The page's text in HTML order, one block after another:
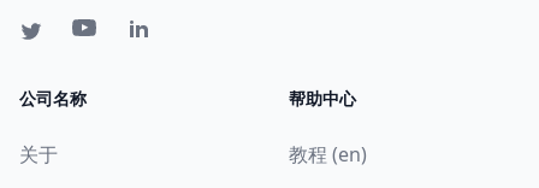
公司名称
关于
帮助中心
教程 (en)